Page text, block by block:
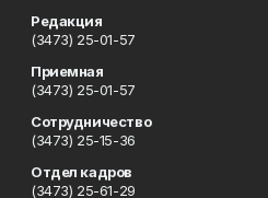
Редакция
(3473) 25-01-57
Приемная
(3473) 25-01-57
Сотрудничество
(3473) 25-15-36
Отдел кадров
(3473) 25-61-29